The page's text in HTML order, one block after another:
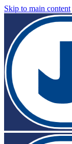
Skip to main content